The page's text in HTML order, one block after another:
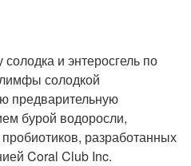
и энтеросгель по
солодкой
предварительную
бурой водоросли,
разработанных
Coral Club Inc.